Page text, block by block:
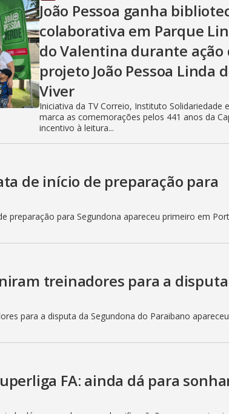
João Pessoa ganha
colaborativa em Parque
do Valentina durante ação
projeto João Pessoa Linda
Viver
Iniciativa da TV Correio, Instituto Solidariedade
marca as comemorações pelos 441 anos da
incentivo à leitura...
de início de preparação para
preparação para Segundona apareceu primeiro em
treinadores para a
para a disputa da Segundona do Paraibano
FA: ainda dá para